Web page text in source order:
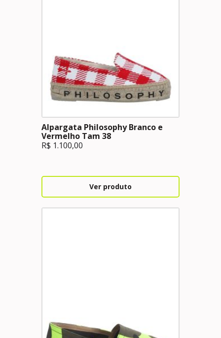
Alpargata Philosophy Branco e
Vermelho Tam 38
R$ 1.100,00
Ver produto